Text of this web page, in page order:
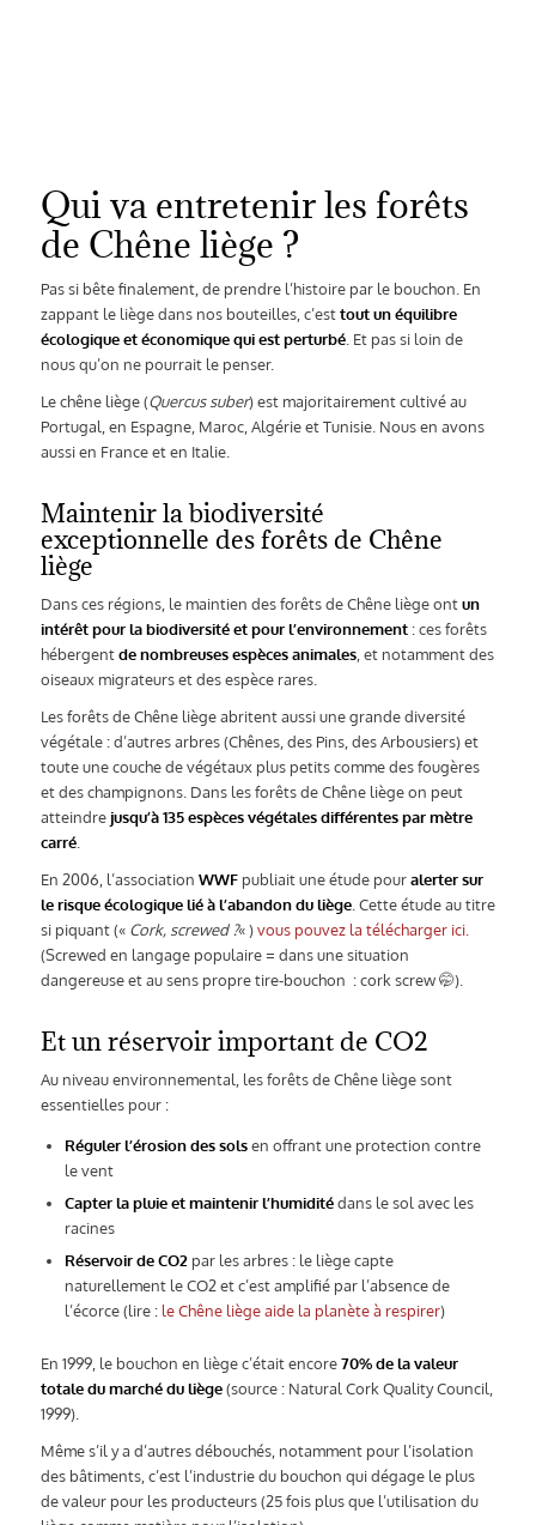
Qui va entretenir les forêts
de Chêne liège ?
Pas si bête finalement, de prendre l’histoire par le bouchon. En
zappant le liège dans nos bouteilles, c’esttout un équilibre
écologique et économique qui est perturbé. Et pas si loin de
nous qu’on ne pourrait le penser.
Le chêne liège (Quercus suber) est majoritairement cultivé au
Portugal, en Espagne, Maroc, Algérie et Tunisie. Nous en avons
aussi en France et en Italie.
Maintenir la biodiversité
exceptionnelle des forêts de Chêne
liège
Dans ces régions, le maintien des forêts de Chêne liège ontun
intérêt pour la biodiversité et pour l’environnement: ces forêts
hébergentde nombreuses espèces animales, et notamment des
oiseaux migrateurs et des espèce rares.
Les forêts de Chêne liège abritent aussi une grande diversité
végétale : d’autres arbres (Chênes, des Pins, des Arbousiers) et
toute une couche de végétaux plus petits comme des fougères
et des champignons. Dans les forêts de Chêne liège on peut
atteindre jusqu’à 135 espèces végétales différentes par mètre
carré.
En 2006, l’association WWF publiait une étude pouralerter sur
le risque écologique lié à l’abandon du liège. Cette étude au titre
si piquant (« Cork, screwed ?« )vous pouvez la télécharger ici.
(Screwed en langage populaire = dans une situation
dangereuse et au sens propre tire-bouchon : cork screw 🤭).
Et un réservoir important de CO2
Au niveau environnemental, les forêts de Chêne liège sont
essentielles pour :
Réguler l’érosion des solsen offrant une protection contre
le vent
Capter la pluie et maintenir l’humiditédans le sol avec les
racines
Réservoir de CO2par les arbres : le liège capte
naturellement le CO2 et c’est amplifié par l’absence de
l’écorce (lire : le Chêne liège aide la planète à respirer)
En 1999, le bouchon en liège c’était encore70% de la valeur
totale du marché du liège(source : Natural Cork Quality Council,
1999).
Même s’il y a d’autres débouchés, notamment pour l’isolation
des bâtiments, c’est l’industrie du bouchon qui dégage le plus
de valeur pour les producteurs (25 fois plus que l’utilisation du